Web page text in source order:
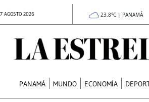
AGOSTO 2026 23.8°C | PANAMÁ
PANAMÁ MUNDO ECONOMÍA